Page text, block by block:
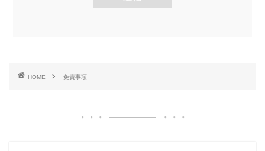
HOME 免責事項